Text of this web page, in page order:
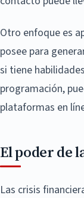
Otro enfoque es
posee para
si tiene
programación,
plataformas en
El poder de
Las crisis